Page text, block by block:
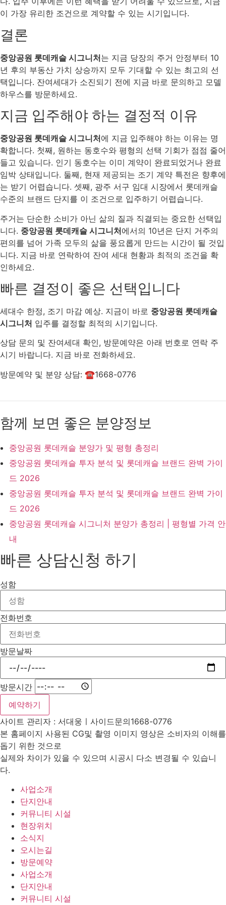
이 가장 유리한 조건으로 계약할 수 있는 시기입니다.
결론
중앙공원 롯데캐슬 시그니처는 지금 당장의 주거 안정부터 10
년 후의 부동산 가치 상승까지 모두 기대할 수 있는 최고의 선
택입니다. 잔여세대가 소진되기 전에 지금 바로 문의하고 모델
하우스를 방문하세요.
지금 입주해야 하는 결정적 이유
중앙공원 롯데캐슬 시그니처에 지금 입주해야 하는 이유는 명
확합니다. 첫째, 원하는 동호수와 평형의 선택 기회가 점점 줄어
들고 있습니다. 인기 동호수는 이미 계약이 완료되었거나 완료
임박 상태입니다. 둘째, 현재 제공되는 조기 계약 특전은 향후에
는 받기 어렵습니다. 셋째, 광주 서구 임대 시장에서 롯데캐슬
수준의 브랜드 단지를 이 조건으로 입주하기 어렵습니다.
주거는 단순한 소비가 아닌 삶의 질과 직결되는 중요한 선택입
니다. 중앙공원 롯데캐슬 시그니처에서의 10년은 단지 거주의
편의를 넘어 가족 모두의 삶을 풍요롭게 만드는 시간이 될 것입
니다. 지금 바로 연락하여 잔여 세대 현황과 최적의 조건을 확
인하세요.
빠른 결정이 좋은 선택입니다
세대수 한정, 조기 마감 예상. 지금이 바로 중앙공원 롯데캐슬
시그니처 입주를 결정할 최적의 시기입니다.
상담 문의 및 잔여세대 확인, 방문예약은 아래 번호로 연락 주
시기 바랍니다. 지금 바로 전화하세요.
방문예약 및 분양 상담: ☎1668-0776
함께 보면 좋은 분양정보
중앙공원 롯데캐슬 분양가 및 평형 총정리
중앙공원 롯데캐슬 투자 분석 및 롯데캐슬 브랜드 완벽 가이
드 2026
중앙공원 롯데캐슬 투자 분석 및 롯데캐슬 브랜드 완벽 가이
드 2026
중앙공원 롯데캐슬 시그니처 분양가 총정리 | 평형별 가격 안
내
빠른 상담신청 하기
성함
전화번호
방문날짜
방문시간
예약하기
사이트 관리자 : 서대웅ㅣ사이드문의1668-0776
본 홈페이지 사용된 CG및 촬영 이미지 영상은 소비자의 이해를
돕기 위한 것으로
실제와 차이가 있을 수 있으며 시공시 다소 변경될 수 있습니
다.
사업소개
단지안내
커뮤니티 시설
현장위치
소식지
오시는길
방문예약
사업소개
단지안내
커뮤니티 시설